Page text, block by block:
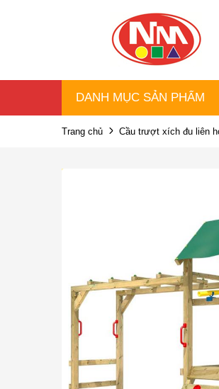
DANH MỤC SẢN PHẨM
Trang chủ Cầu trượt xích đu liên